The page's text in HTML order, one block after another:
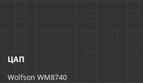
ЦАП
Wolfson WM8740